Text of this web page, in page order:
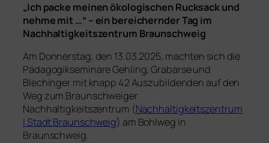
„Ich packe meinen ökologischen Rucksack und
nehme mit …“ – ein bereichernder Tag im
Nachhaltigkeitszentrum Braunschweig
Am Donnerstag, den 13.03.2025, machten sich die
Pädagogikseminare Gehling, Grabarse und
Blechinger mit knapp 42 Auszubildenden auf den
Weg zum Braunschweiger
Nachhaltigkeitszentrum (Nachhaltigkeitszentrum
| Stadt Braunschweig) am Bohlweg in
Braunschweig.